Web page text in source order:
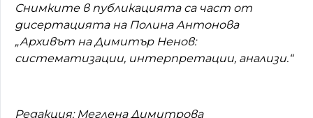
Снимките в публикацията са част от
дисертацията на Полина Антонова
„Архивът на Димитър Ненов:
систематизации, интерпретации, анализи.“
Редакция: Меглена Димитрова